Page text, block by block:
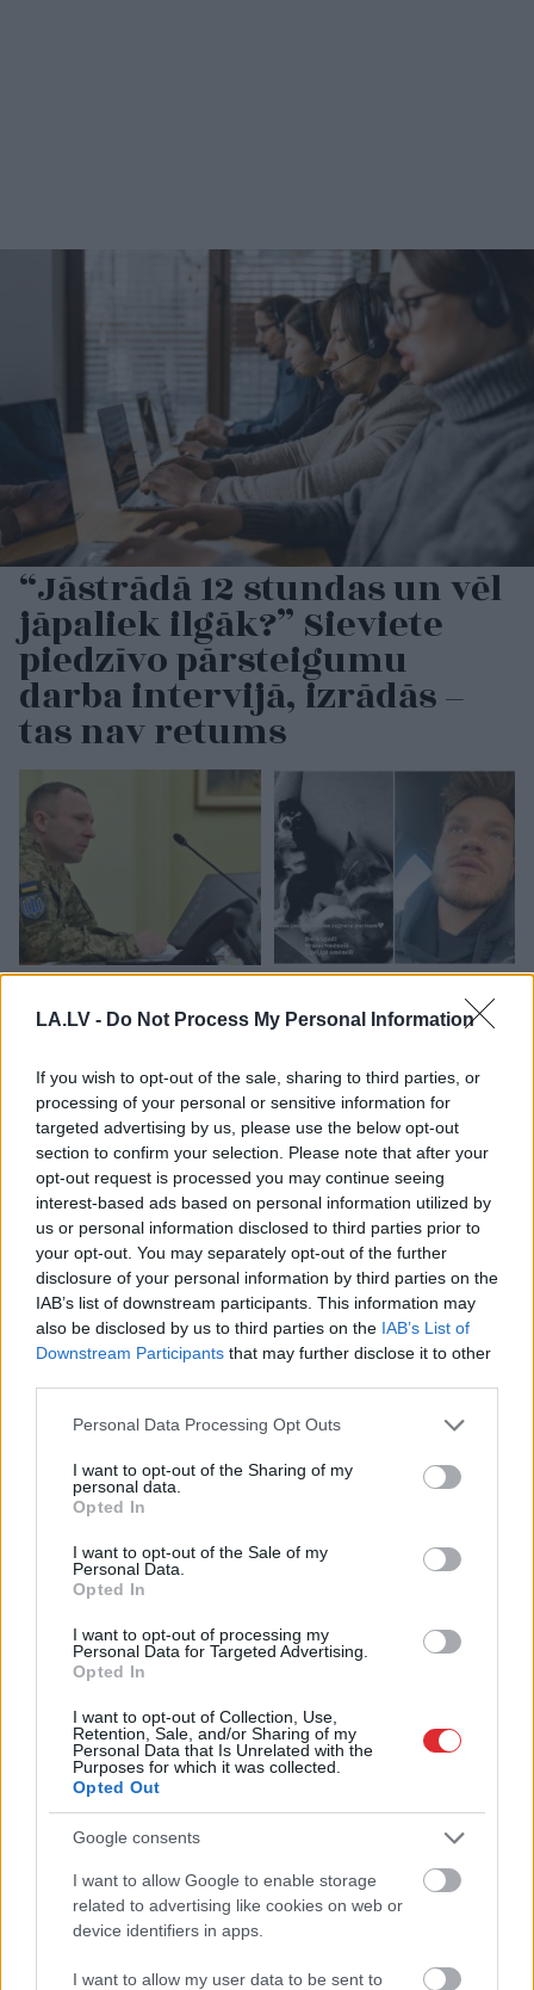
LA.LV - Do Not Process My Personal Information
If you wish to opt-out of the sale, sharing to third parties, or
processing of your personal or sensitive information for
targeted advertising by us, please use the below opt-out
section to confirm your selection. Please note that after your
opt-out request is processed you may continue seeing
interest-based ads based on personal information utilized by
us or personal information disclosed to third parties prior to
your opt-out. You may separately opt-out of the further
disclosure of your personal information by third parties on the
IAB’s list of downstream participants. This information may
also be disclosed by us to third parties on the IAB’s List of
Downstream Participants that may further disclose it to other
Please note that this website/app uses one or more Google
not limited to your visit or usage behaviour. You may click to
grant or deny consent to Google and its third-party tags to
use your data for below specified purposes in below Google
consent section.
Personal Data Processing Opt Outs
I want to opt-out of the Sharing of my
personal data.
Opted In
I want to opt-out of the Sale of my
Personal Data.
Opted In
I want to opt-out of processing my
Personal Data for Targeted Advertising.
Opted In
I want to opt-out of Collection, Use,
Retention, Sale, and/or Sharing of my
Personal Data that Is Unrelated with the
Purposes for which it was collected.
Opted Out
Google consents
I want to allow Google to enable storage
related to advertising like cookies on web or
device identifiers in apps.
I want to allow my user data to be sent to
“Jāstrādā 12 stundas un vēl
jāpaliek ilgāk?” Sieviete
piedzīvo pārsteigumu
darba intervijā, izrādās –
tas nav retums
Slaidiņš:Izskatās, ka
jaunais Ukrainas
bruņoto spēku
nolēmis mainīt pieeju
“Tikdaudz melu…”
Modris Konovalovs
atklāj, ko ekspertīzē
suņu kuņģos
Krievijā sācies pavēstu
vilnis: zināms, kas notiek
ar tiem, kuri tās izvēlas
ignorēt
“Tāsanāca, ka iemīlējās
divi cilvēki ar lielu gadu
starpību,” Linda Kalniņa
pirmo reizi publiski
apstiprina laulību ar
Džilindžeru
Kadbeidzot varētu būt
gatava “Rail Baltica”
iezīmē iespējamo
scenāriju
Atcelt Ziņot